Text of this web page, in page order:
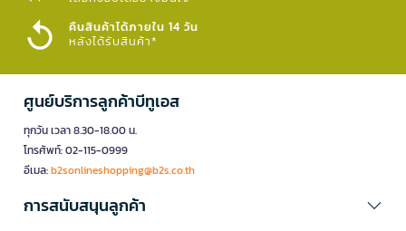
คืนสินค้าได้ภายใน 14 วัน
หลังได้รับสินค้า*
ศูนย์บริการลูกค้าบีทูเอส
ทุกวัน เวลา 8.30-18.00 น.
โทรศัพท์: 02-115-0999
อีเมล:b2sonlineshopping@b2s.co.th
การสนับสนุนลูกค้า